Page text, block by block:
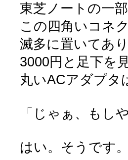
東芝ノートの一
この四角いコネ
滅多に置いてあ
3000円と足下を
丸いACアダプタ
「じゃぁ、もし
はい。そうです。